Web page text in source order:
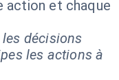
action et chaque
décisions
les actions à